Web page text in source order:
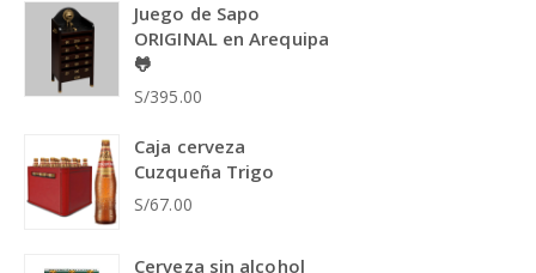
Juego de Sapo
ORIGINAL en Arequipa
🐸
S/395.00
Caja cerveza
Cuzqueña Trigo
S/67.00
Cerveza sin alcohol